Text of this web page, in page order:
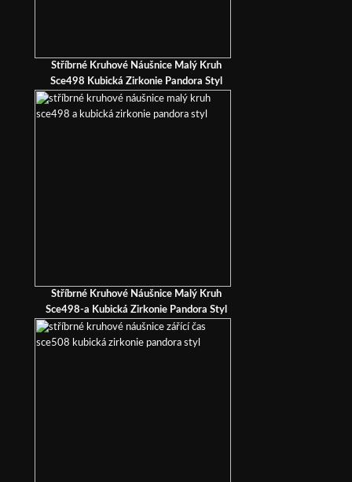
Stříbrné Kruhové Náušnice Malý Kruh
Sce498 Kubická Zirkonie Pandora Styl
Stříbrné Kruhové Náušnice Malý Kruh
Sce498-a Kubická Zirkonie Pandora Styl